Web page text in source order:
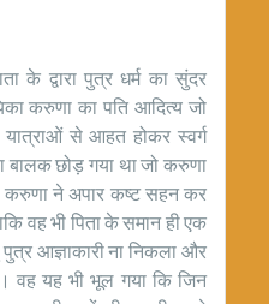
के द्वारा पुत्र धर्म का सुंदर
करुणा का पति आदित्य जो
से आहत होकर स्वर्ग
बालक छोड़ गया था जो करुणा
ने अपार कष्ट सहन कर
वह भी पिता के समान ही एक
आज्ञाकारी ना निकला और
वह यह भी भूल गया कि जिन